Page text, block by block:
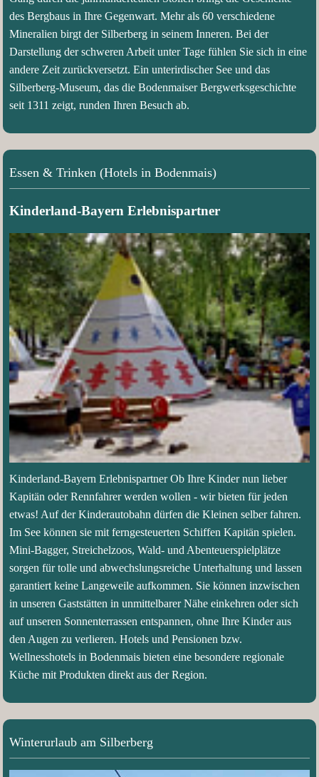
des Bergbaus in Ihre Gegenwart. Mehr als 60 verschiedene
Mineralien birgt der Silberberg in seinem Inneren. Bei der
Darstellung der schweren Arbeit unter Tage fühlen Sie sich in eine
andere Zeit zurückversetzt. Ein unterirdischer See und das
Silberberg-Museum, das die Bodenmaiser Bergwerksgeschichte
seit 1311 zeigt, runden Ihren Besuch ab.
Essen & Trinken (Hotels in Bodenmais)
Kinderland-Bayern Erlebnispartner
Kinderland-Bayern Erlebnispartner Ob Ihre Kinder nun lieber
Kapitän oder Rennfahrer werden wollen - wir bieten für jeden
etwas! Auf der Kinderautobahn dürfen die Kleinen selber fahren.
Im See können sie mit ferngesteuerten Schiffen Kapitän spielen.
Mini-Bagger, Streichelzoos, Wald- und Abenteuerspielplätze
sorgen für tolle und abwechslungsreiche Unterhaltung und lassen
garantiert keine Langeweile aufkommen. Sie können inzwischen
in unseren Gaststätten in unmittelbarer Nähe einkehren oder sich
auf unseren Sonnenterrassen entspannen, ohne Ihre Kinder aus
den Augen zu verlieren. Hotels und Pensionen bzw.
Wellnesshotels in Bodenmais bieten eine besondere regionale
Küche mit Produkten direkt aus der Region.
Winterurlaub am Silberberg